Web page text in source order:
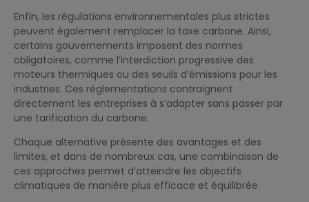
Enfin, les régulations environnementales plus strictes
peuvent également remplacer la taxe carbone. Ainsi,
certains gouvernements imposent des normes
obligatoires, comme l’interdiction progressive des
moteurs thermiques ou des seuils d’émissions pour les
industries. Ces réglementations contraignent
directement les entreprises à s’adapter sans passer par
une tarification du carbone.
Chaque alternative présente des avantages et des
limites, et dans de nombreux cas, une combinaison de
ces approches permet d’atteindre les objectifs
climatiques de manière plus efficace et équilibrée.